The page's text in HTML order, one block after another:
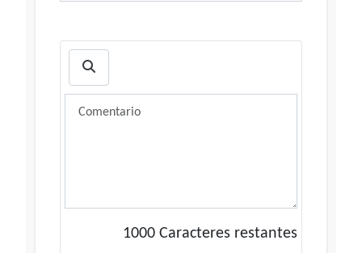
1000 Caracteres restantes